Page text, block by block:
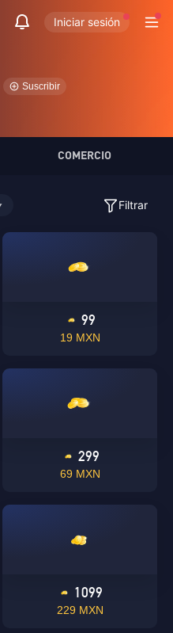
Iniciar sesión
Suscribir
COMERCIO
Filtrar
99
19 MXN
299
69 MXN
1099
229 MXN